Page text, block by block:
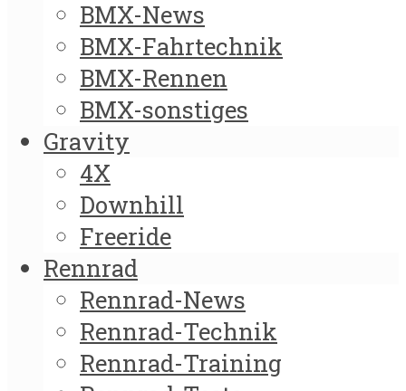
BMX-News
BMX-Fahrtechnik
BMX-Rennen
BMX-sonstiges
Gravity
4X
Downhill
Freeride
Rennrad
Rennrad-News
Rennrad-Technik
Rennrad-Training